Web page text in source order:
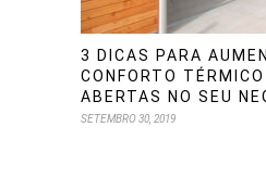
3 DICAS PARA
CONFORTO
ABERTAS NO SEU
SETEMBRO 30, 2019